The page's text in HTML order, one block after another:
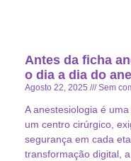
Antes da ficha
o dia a dia do
Agosto 22, 2025 Sem
A anestesiologia é
um centro cirúrgico,
segurança em cada
transformação digital,